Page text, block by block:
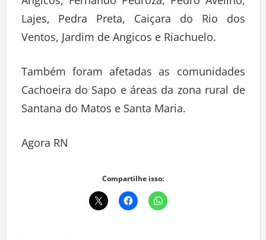
Angicos, Fernando Pedroza, Pedro Avelino,
Lajes, Pedra Preta, Caiçara do Rio dos
Ventos, Jardim de Angicos e Riachuelo.
Também foram afetadas as comunidades
Cachoeira do Sapo e áreas da zona rural de
Santana do Matos e Santa Maria.
Agora RN
Compartilhe isso: